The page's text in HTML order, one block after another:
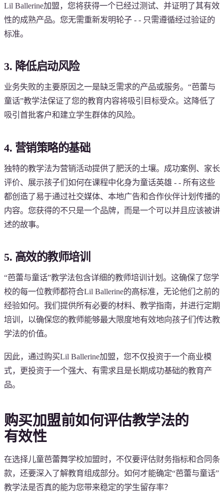
Lil Ballerine加盟，您将获得一个已经过测试、并证明了其有效
性的成熟产品。您无需重新发明轮子 - - 只需遵循经过验证的
标准。
3. 降低启动风险
业务失败的主要原因之一是缺乏需求的产品或服务。“芭蕾与
童话”教学法保证了您的教育内容将吸引目标受众。这降低了
吸引首批客户和建立学生群体的风险。
4. 营销策略的基础
独特的教学法为营销活动提供了肥沃的土壤。成功案例、家长
评价、展示孩子们如何在课程中化身为童话英雄 - - 所有这些
都创造了易于通过社交媒体、本地广告和合作伙伴计划传播的
内容。您获得的不只是一个品牌，而是一个可以并且应该被讲
述的故事。
5. 高效的教师培训
“芭蕾与童话”教学法包含详细的教师培训计划。这确保了您学
校的每一位教师都符合Lil Ballerine的高标准，无论他们之前的
经验如何。我们提供所有必要的材料、教学指南，并进行定期
培训，以确保您的教师能够最大限度地有效地向孩子们传达教
学法的价值。
因此，通过购买Lil Ballerine加盟，您不仅投资于一个商业模
式，更投资于一个强大、有需求且是长期成功基础的教育产
品。
购买加盟前如何评估教学法的
有效性
在选择儿童芭蕾舞学校加盟时，不仅要评估财务指标和合同条
款，还要深入了解教育组成部分。如何才能确定“芭蕾与童话”
教学法是否真的能为您带来稳定的学生留存率？